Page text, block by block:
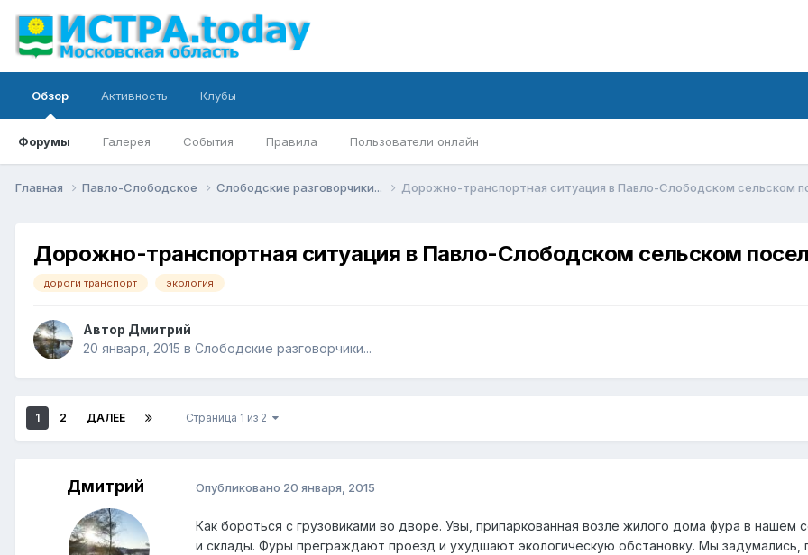
Обзор
Форумы Галерея События Правила Пользователи онлайн
Активность Клубы
Главная Павло-Слободское Слободские разговорчики... Дорожно-транспортная ситуация в Павло-Слободском сельском
Дорожно-транспортная ситуация в Павло-Слободском сельском
дороги транспорт экология
Автор Дмитрий
20 января, 2015 в Слободские разговорчики...
1 2 ДАЛЕЕ Страница 1 из 2
Дмитрий Опубликовано 20 января, 2015
Как бороться с грузовиками во дворе. Увы, припаркованная возле жилого дома фура в
и склады. Фуры преграждают проезд и ухудшают экологическую обстановку. Мы